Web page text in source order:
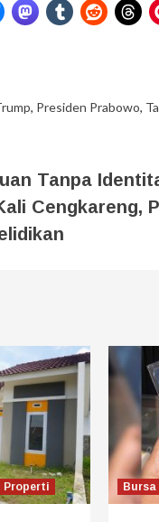
, Presiden Prabowo,
Tanpa
Cengkareng,
Properti Bursa